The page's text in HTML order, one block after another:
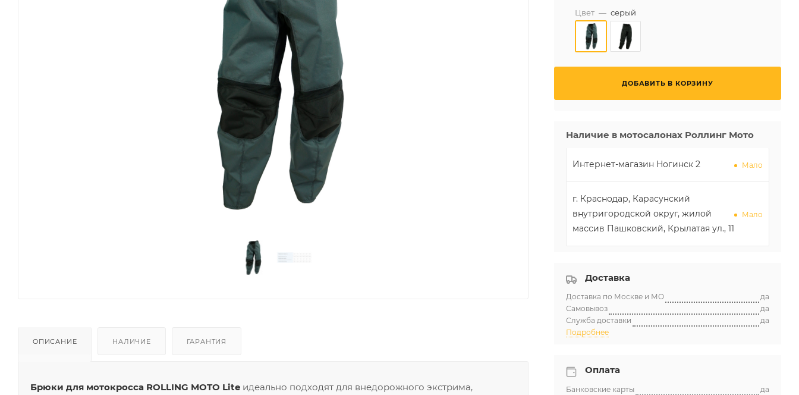
ОПИСАНИЕ НАЛИЧИЕ ГАРАНТИЯ
Брюки для мотокросса ROLLING MOTO Lite идеально подходят для внедорожного экстрима,
Цвет — серый
ДОБАВИТЬ В КОРЗИНУ
Наличие в мотосалонах Роллинг Мото
Интернет-магазин Ногинск 2 Мало
г. Краснодар, Карасунский
внутригородской округ, жилой
массив Пашковский, Крылатая ул., 11
Мало
ул Менжинского, д. 4Ж
Доставка
Доставка по Москве и МО
да
Самовывоз
да
Служба доставки
да
Подробнее
Оплата
Банковские карты
да